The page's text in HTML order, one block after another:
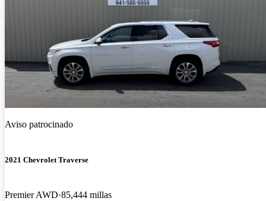
Aviso patrocinado
2021 Chevrolet Traverse
Premier AWD 85,444 millas